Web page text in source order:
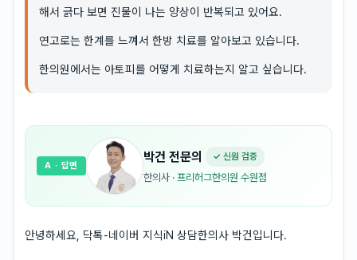
해서 긁다 보면 진물이 나는 양상이 반복되고 있어요.
연고로는 한계를 느껴서 한방 치료를 알아보고 있습니다.
한의원에서는 아토피를 어떻게 치료하는지 알고 싶습니다.
박건 전문의 ✓ 신원 검증
한의사 · 프리허그한의원 수원점
A · 답변
안녕하세요, 닥톡-네이버 지식iN 상담한의사 박건입니다.